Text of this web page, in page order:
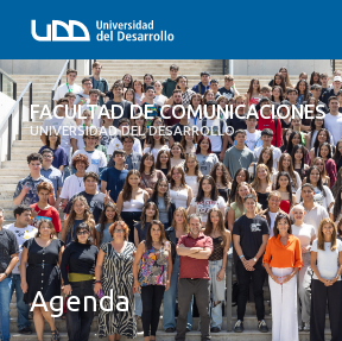
FACULTAD DE COMUNICACIONES
UNIVERSIDAD DEL DESARROLLO
FACULTAD DE COMUNICACIONES
INICIO
SOBRE LA FACULTAD
CARRERAS
POSTGRADOS Y EDUCACIÓN CONTINUA
Agenda